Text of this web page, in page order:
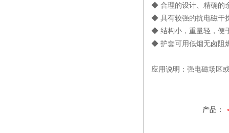
◆ 合理的设计、精确的
◆ 具有较强的抗电磁干
◆ 结构小，重量轻，便
◆ 护套可用低烟无卤阻
应用说明：强电磁场区
产品：